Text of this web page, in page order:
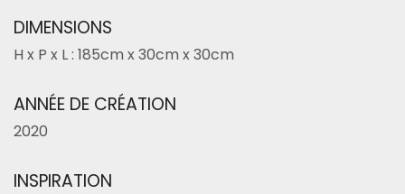
DIMENSIONS
H x P x L : 185cm x 30cm x 30cm
ANNÉE DE CRÉATION
2020
INSPIRATION